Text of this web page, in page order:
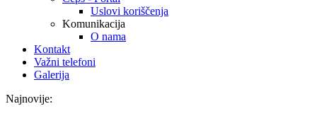
Uslovi koriščenja
Komunikacija
O nama
Kontakt
Važni telefoni
Galerija
Najnovije: